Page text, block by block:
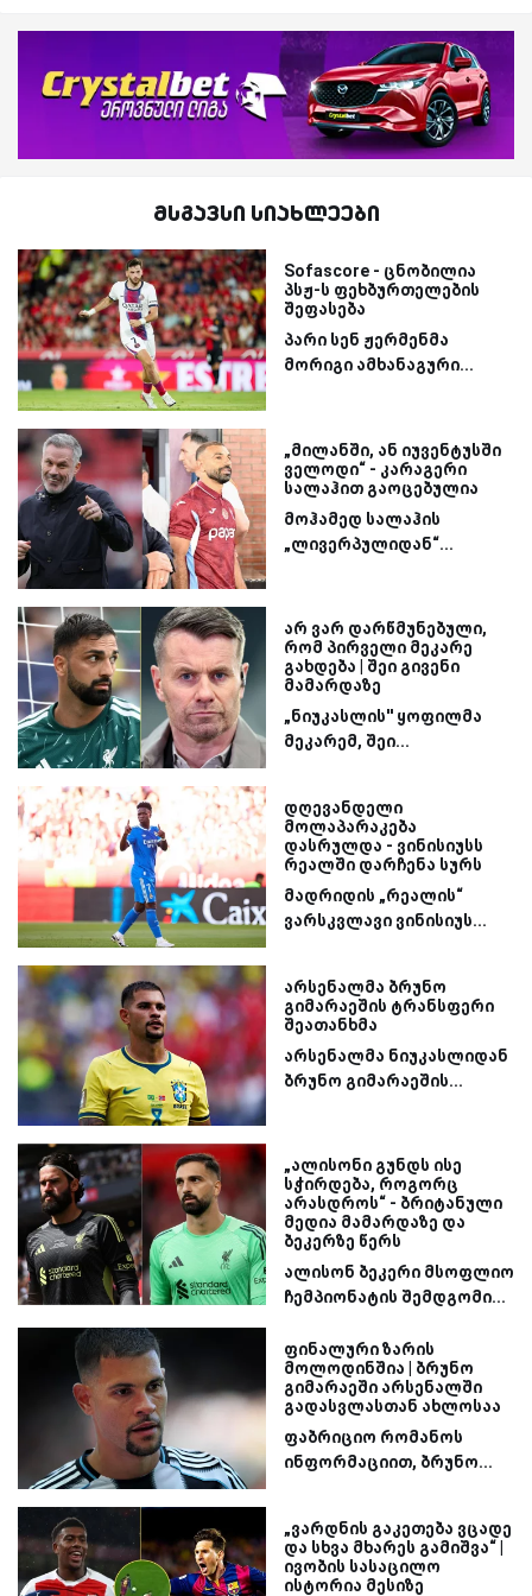
მსგავსი სიახლეები
Sofascore - ცნობილია
პსჟ-ს ფეხბურთელების
შეფასება
პარი სენ ჟერმენმა
მორიგი ამხანაგური...
„მილანში, ან იუვენტუსში
ველოდი“ - კარაგერი
სალაჰით გაოცებულია
მოჰამედ სალაჰის
„ლივერპულიდან“...
არ ვარ დარწმუნებული,
რომ პირველი მეკარე
გახდება | შეი გივენი
მამარდაზე
„ნიუკასლის'' ყოფილმა
მეკარემ, შეი...
დღევანდელი
მოლაპარაკება
დასრულდა - ვინისიუსს
რეალში დარჩენა სურს
მადრიდის „რეალის“
ვარსკვლავი ვინისიუს...
არსენალმა ბრუნო
გიმარაეშის ტრანსფერი
შეათანხმა
არსენალმა ნიუკასლიდან
ბრუნო გიმარაეშის...
„ალისონი გუნდს ისე
სჭირდება, როგორც
არასდროს“ - ბრიტანული
მედია მამარდაზე და
ბეკერზე წერს
ალისონ ბეკერი მსოფლიო
ჩემპიონატის შემდგომი...
ფინალური ზარის
მოლოდინშია | ბრუნო
გიმარაეში არსენალში
გადასვლასთან ახლოსაა
ფაბრიციო რომანოს
ინფორმაციით, ბრუნო...
„ვარდნის გაკეთება ვცადე
და სხვა მხარეს გამიშვა“ |
ივობის სასაცილო
ისტორია მესიზე